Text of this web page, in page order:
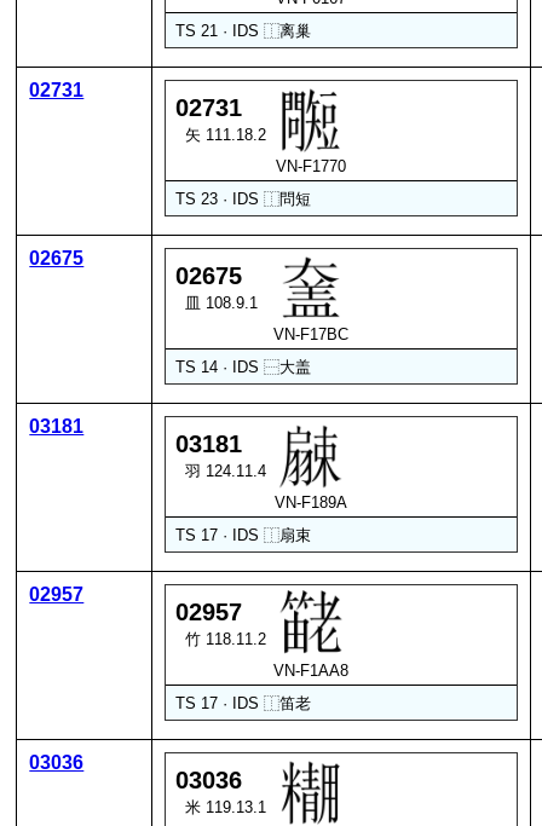
TS 21 · IDS⿰离巢
02731
02731
矢 111.18.2
VN-F1770
TS 23 · IDS⿰問短
02675
02675
皿 108.9.1
VN-F17BC
TS 14 · IDS⿱大盖
03181
03181
羽 124.11.4
VN-F189A
TS 17 · IDS⿰扇束
02957
02957
竹 118.11.2
VN-F1AA8
TS 17 · IDS⿰笛老
03036
03036
米 119.13.1